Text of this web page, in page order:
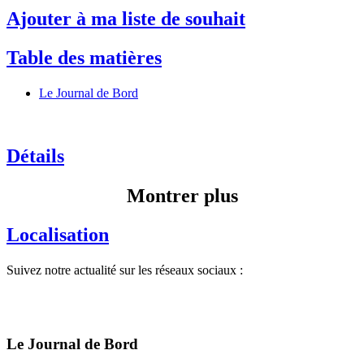
Ajouter à ma liste de souhait
Table des matières
Le Journal de Bord
Détails
Montrer plus
Localisation
Suivez notre actualité sur les réseaux sociaux :
Le Journal de Bord